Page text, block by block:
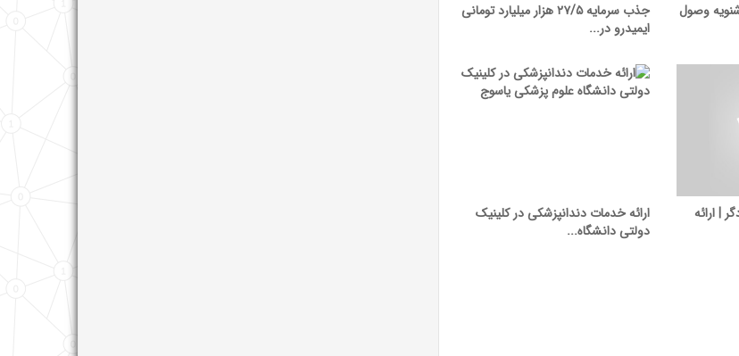
اشنویه وصول
جذب سرمایه ۲۷/۵ هزار میلیارد تومانی
ایمیدرو در...
| ارائه
ارائه خدمات دندانپزشکی در کلینیک
دولتی دانشگاه...